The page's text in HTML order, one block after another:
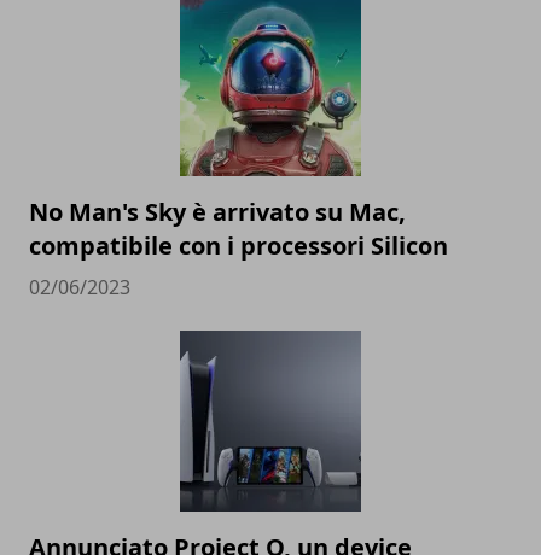
No Man's Sky è arrivato su Mac,
compatibile con i processori Silicon
02/06/2023
Annunciato Project Q, un device